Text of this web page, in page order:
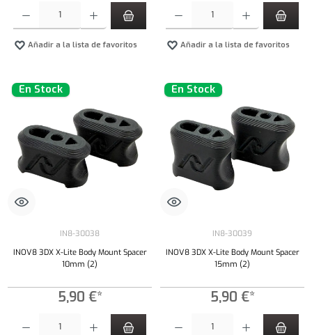
Añadir a la lista de favoritos Añadir a la lista de favoritos
En Stock
IN8-30038
INOV8 3DX X-Lite Body Mount Spacer
10mm (2)
5,90 €*
En Stock
IN8-30039
INOV8 3DX X-Lite Body Mount Spacer
15mm (2)
5,90 €*